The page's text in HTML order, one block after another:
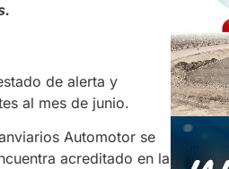
de alerta y
al mes de junio.
Automotor se
acreditado en la